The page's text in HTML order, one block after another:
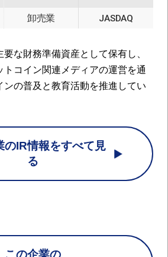
卸売業 JASDAQ
要な財務準備資産として保有し、
トコイン関連メディアの運営を通
ンの普及と教育活動を推進してい
のIR情報をすべて見
る
この企業の